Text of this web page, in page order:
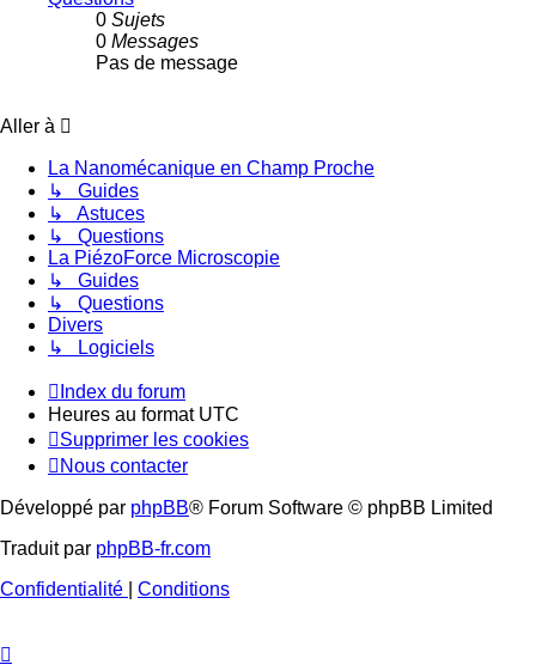
0 Sujets
0 Messages
Pas de message
Aller à
La Nanomécanique en Champ Proche
↳ Guides
↳ Astuces
↳ Questions
La PiézoForce Microscopie
↳ Guides
↳ Questions
Divers
↳ Logiciels
Index du forum
Heures au format UTC
Supprimer les cookies
Nous contacter
Développé par phpBB® Forum Software © phpBB Limited
Traduit par phpBB-fr.com
Confidentialité
Conditions